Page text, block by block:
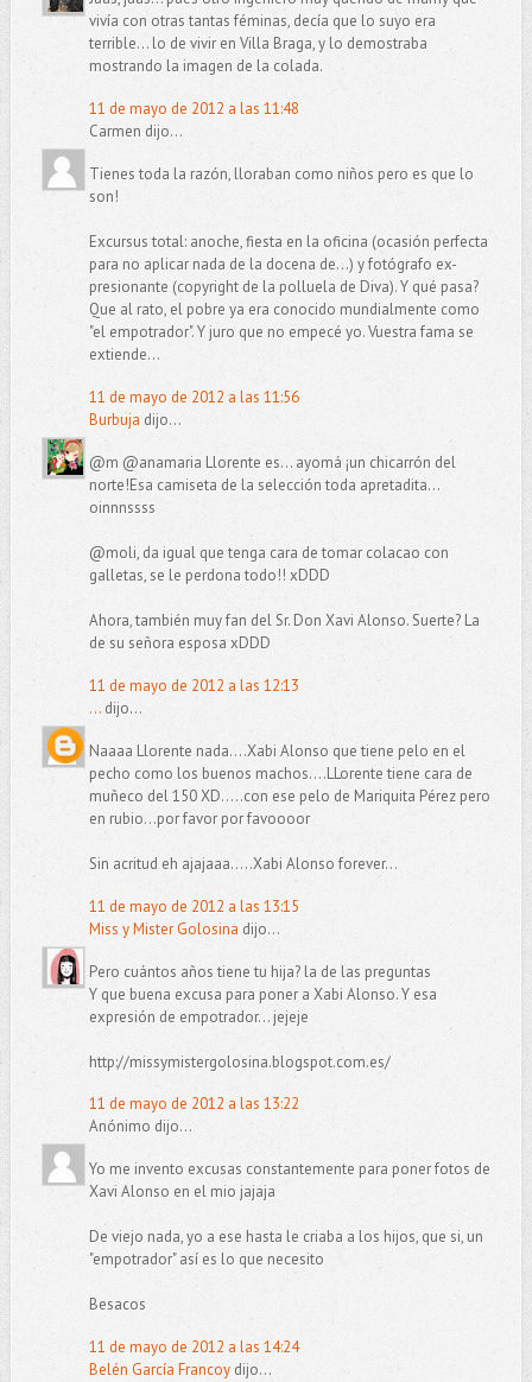
vivía con otras tantas féminas, decía que lo suyo era
terrible... lo de vivir en Villa Braga, y lo demostraba
mostrando la imagen de la colada.
11 de mayo de 2012 a las 11:48
Carmen dijo...
Tienes toda la razón, lloraban como niños pero es que lo
son!
Excursus total: anoche, fiesta en la oficina (ocasión perfecta
para no aplicar nada de la docena de...) y fotógrafo ex-
presionante (copyright de la polluela de Diva). Y qué pasa?
Que al rato, el pobre ya era conocido mundialmente como
"el empotrador". Y juro que no empecé yo. Vuestra fama se
extiende...
11 de mayo de 2012 a las 11:56
Burbuja dijo...
@m @anamaria Llorente es... ayomá ¡un chicarrón del
norte!Esa camiseta de la selección toda apretadita...
oinnnssss
@moli, da igual que tenga cara de tomar colacao con
galletas, se le perdona todo!! xDDD
Ahora, también muy fan del Sr. Don Xavi Alonso. Suerte? La
de su señora esposa xDDD
11 de mayo de 2012 a las 12:13
...dijo...
Naaaa Llorente nada....Xabi Alonso que tiene pelo en el
pecho como los buenos machos....LLorente tiene cara de
muñeco del 150 XD.....con ese pelo de Mariquita Pérez pero
en rubio...por favor por favoooor
Sin acritud eh ajajaaa.....Xabi Alonso forever...
11 de mayo de 2012 a las 13:15
Miss y Mister Golosina dijo...
Pero cuántos años tiene tu hija? la de las preguntas
Y que buena excusa para poner a Xabi Alonso. Y esa
expresión de empotrador... jejeje
http://missymistergolosina.blogspot.com.es/
11 de mayo de 2012 a las 13:22
Anónimo dijo...
Yo me invento excusas constantemente para poner fotos de
Xavi Alonso en el mio jajaja
De viejo nada, yo a ese hasta le criaba a los hijos, que si, un
"empotrador" así es lo que necesito
Besacos
11 de mayo de 2012 a las 14:24
Belén García Francoydijo...